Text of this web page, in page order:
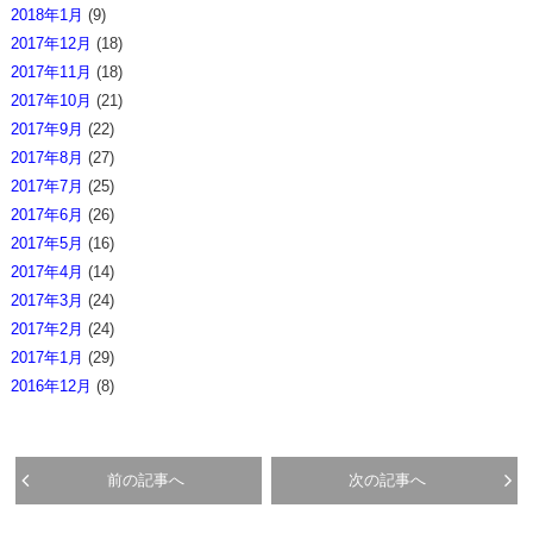
2018年1月 (9)
2017年12月 (18)
2017年11月 (18)
2017年10月 (21)
2017年9月 (22)
2017年8月 (27)
2017年7月 (25)
2017年6月 (26)
2017年5月 (16)
2017年4月 (14)
2017年3月 (24)
2017年2月 (24)
2017年1月 (29)
2016年12月 (8)
前の記事へ 次の記事へ